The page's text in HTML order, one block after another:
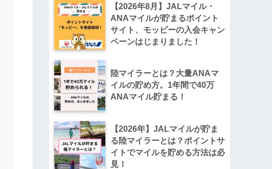
【2026年8月】JALマイル・
ANAマイルが貯まるポイント
サイト、モッピーの入会キャン
ペーンはじまりました！
陸マイラーとは？大量ANAマ
イルの貯め方。1年間で40万
ANAマイル貯まる！
【2026年】JALマイルが貯ま
る陸マイラーとは？ポイントサ
イトでマイルを貯める方法は必
見！